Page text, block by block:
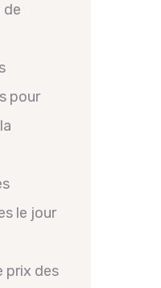
de
pour
le jour
prix des